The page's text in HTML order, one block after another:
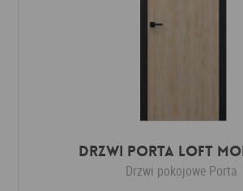
Drzwi Porta LOFT
Drzwi pokojowe Porta